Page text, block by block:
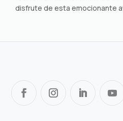
disfrute de esta emocionante